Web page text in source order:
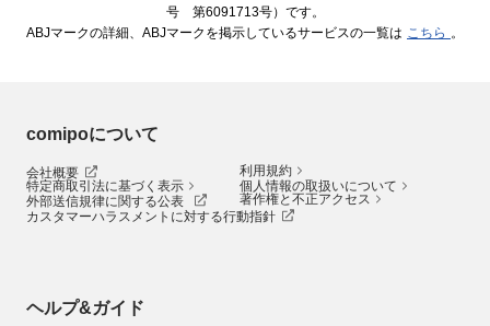
号 第6091713号）です。
ABJマークの詳細、ABJマークを掲示しているサービスの一覧は こちら 。
comipoについて
会社概要
利用規約
特定商取引法に基づく表示
個人情報の取扱いについて
外部送信規律に関する公表
著作権と不正アクセス
カスタマーハラスメントに対する行動指針
ヘルプ&ガイド